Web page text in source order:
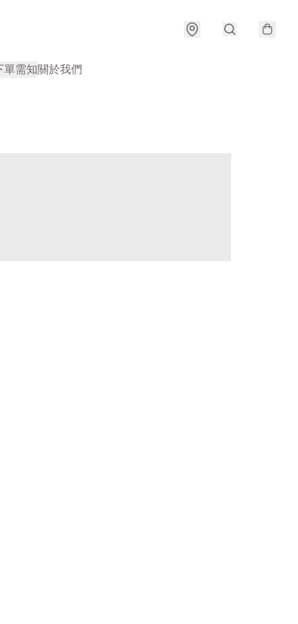
單需知關於我們